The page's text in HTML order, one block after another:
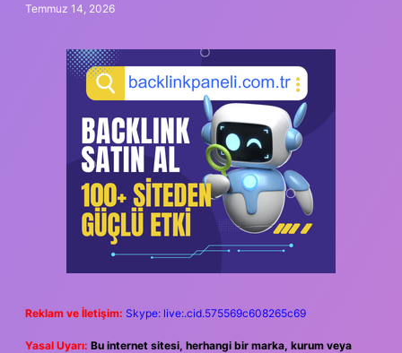
Temmuz 14, 2026
Reklam ve İletişim: Skype: live:.cid.575569c608265c69
Yasal Uyarı: Bu internet sitesi, herhangi bir marka, kurum veya